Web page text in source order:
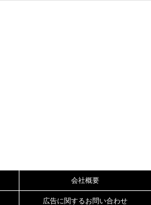
会社概要
広告に関するお問い合わせ